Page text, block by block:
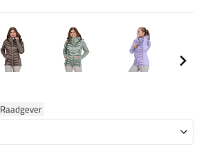
Raadgever